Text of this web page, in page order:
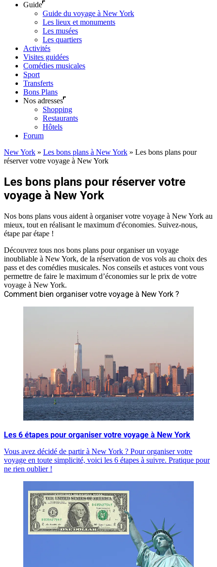
Guide
Guide du voyage à New York
Les lieux et monuments
Les musées
Les quartiers
Activités
Visites guidées
Comédies musicales
Sport
Transferts
Bons Plans
Nos adresses
Shopping
Restaurants
Hôtels
Forum
New York » Les bons plans à New York » Les bons plans pour
réserver votre voyage à New York
Les bons plans pour réserver votre
voyage à New York
Nos bons plans vous aident à organiser votre voyage à New York au
mieux, tout en réalisant le maximum d'économies. Suivez-nous,
étape par étape !
Découvrez tous nos bons plans pour organiser un voyage
inoubliable à New York, de la réservation de vos vols au choix des
pass et des comédies musicales. Nos conseils et astuces vont vous
permettre de faire le maximum d’économies sur le prix de votre
voyage à New York.
Comment bien organiser votre voyage à New York ?
Les 6 étapes pour organiser votre voyage à New York
Vous avez décidé de partir à New York ? Pour organiser votre
voyage en toute simplicité, voici les 6 étapes à suivre. Pratique pour
ne rien oublier !